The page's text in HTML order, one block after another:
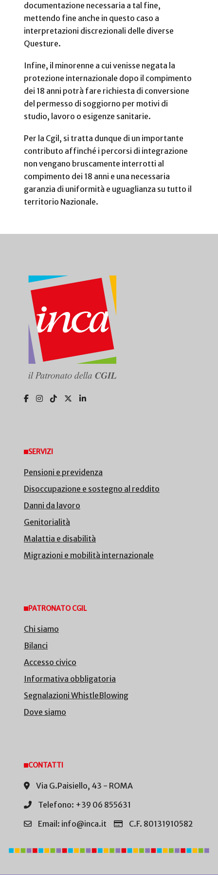
documentazione necessaria a tal fine,
mettendo fine anche in questo caso a
interpretazioni discrezionali delle diverse
Questure.
Infine, il minorenne a cui venisse negata la
protezione internazionale dopo il compimento
dei 18 anni potrà fare richiesta di conversione
del permesso di soggiorno per motivi di
studio, lavoro o esigenze sanitarie.
Per la Cgil, si tratta dunque di un importante
contributo affinché i percorsi di integrazione
non vengano bruscamente interrotti al
compimento dei 18 anni e una necessaria
garanzia di uniformità e uguaglianza su tutto il
territorio Nazionale.
SERVIZI
Pensioni e previdenza
Disoccupazione e sostegno al reddito
Danni da lavoro
Genitorialità
Malattia e disabilità
Migrazioni e mobilità internazionale
PATRONATO CGIL
Chi siamo
Bilanci
Accesso civico
Informativa obbligatoria
Segnalazioni WhistleBlowing
Dove siamo
CONTATTI
Via G.Paisiello, 43 - ROMA
Telefono: +39 06 855631
Email: info@inca.it
C.F. 80131910582